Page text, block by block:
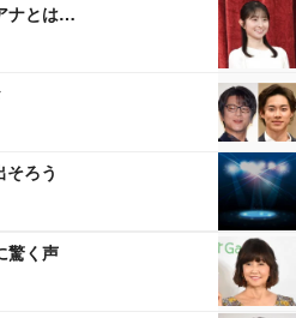
ナとは…
そろう
驚く声